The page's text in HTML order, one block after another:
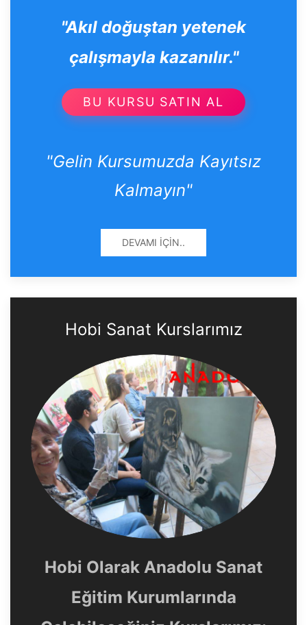
"Akıl doğuştan yetenek
çalışmayla kazanılır."
BU KURSU SATIN AL
"Gelin Kursumuzda Kayıtsız
Kalmayın"
DEVAMI İÇIN..
Hobi Sanat Kurslarımız
Hobi Olarak Anadolu Sanat
Eğitim Kurumlarında